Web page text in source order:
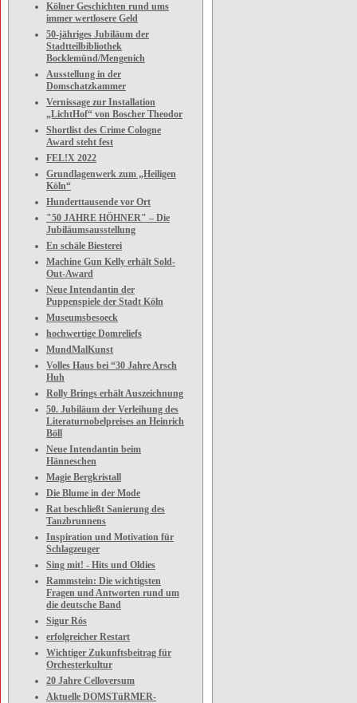
Kölner Geschichten rund ums
immer wertlosere Geld
50-jähriges Jubiläum der
Stadtteilbibliothek
Bocklemünd/Mengenich
Ausstellung in der
Domschatzkammer
Vernissage zur Installation
„LichtHof“ von Boscher Theodor
Shortlist des Crime Cologne
Award steht fest
FEL!X 2022
Grundlagenwerk zum „Heiligen
Köln“
Hunderttausende vor Ort
"50 JAHRE HÖHNER" – Die
Jubiläumsausstellung
En schäle Biesterei
Machine Gun Kelly erhält Sold-
Out-Award
Neue Intendantin der
Puppenspiele der Stadt Köln
Museumsbesoeck
hochwertige Domreliefs
MundMalKunst
Volles Haus bei “30 Jahre Arsch
Huh
Rolly Brings erhält Auszeichnung
50. Jubiläum der Verleihung des
Literaturnobelpreises an Heinrich
Böll
Neue Intendantin beim
Hänneschen
Magie Bergkristall
Die Blume in der Mode
Rat beschließt Sanierung des
Tanzbrunnens
Inspiration und Motivation für
Schlagzeuger
Sing mit! - Hits und Oldies
Rammstein: Die wichtigsten
Fragen und Antworten rund um
die deutsche Band
Sigur Rós
erfolgreicher Restart
Wichtiger Zukunftsbeitrag für
Orchesterkultur
20 Jahre Celloversum
Aktuelle DOMSTüRMER-